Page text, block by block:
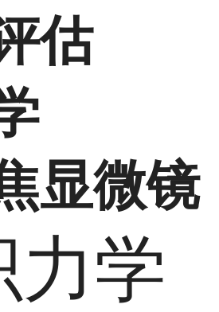
估
显微镜
力学